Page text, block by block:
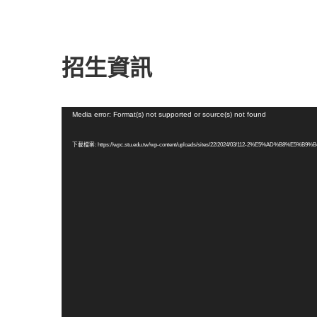
招生資訊
Media error: Format(s) not supported or source(s) not found
下載檔案: https://wpc.stu.edu.tw/wp-content/uploads/sites/22/2024/03/112-